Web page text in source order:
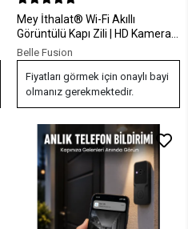
Mey İthalat® Wi-Fi Akıllı
Görüntülü Kapı Zili | HD Kamera,
Gece Görüşü ve Telefon
Bildirimli
Belle Fusion
Fiyatları görmek için onaylı bayi
olmanız gerekmektedir.